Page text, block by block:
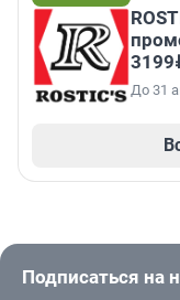
До 31
Подписаться на